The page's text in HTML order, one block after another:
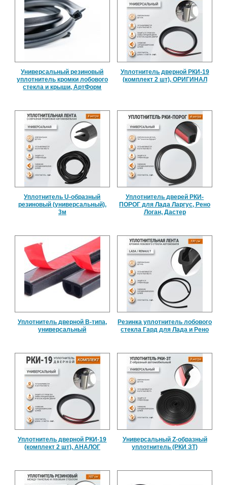
Универсальный резиновый
уплотнитель кромки лобового
стекла и крыши, АртФорм
Уплотнитель дверной РКИ-19
(комплект 2 шт), ОРИГИНАЛ
Уплотнитель U-образный
резиновый (универсальный),
3м
Уплотнитель дверей РКИ-
ПОРОГ для Лада Ларгус, Рено
Логан, Дастер
Уплотнитель дверной B-типа,
универсальный
Резинка уплотнитель лобового
стекла Гард для Лада и Рено
Уплотнитель дверной РКИ-19
(комплект 2 шт), АНАЛОГ
Универсальный Z-образный
уплотнитель (РКИ ЗТ)